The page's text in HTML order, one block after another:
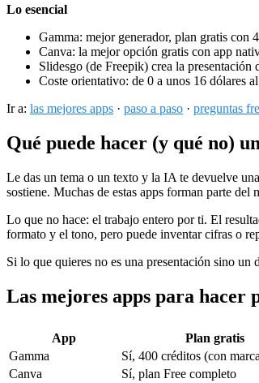
Lo esencial
Gamma: mejor generador, plan gratis con
Canva: la mejor opción gratis con app
Slidesgo (de Freepik) crea la
Coste orientativo: de 0 a unos 16 dólares
Ir a: las mejores apps · paso a paso · preguntas
Qué puede hacer (y qué no)
Le das un tema o un texto y la IA te devuelve
sostiene. Muchas de estas apps forman parte del
Lo que no hace: el trabajo entero por ti. El
formato y el tono, pero puede inventar cifras o
Si lo que quieres no es una presentación sino un
Las mejores apps para hacer
App Plan gratis
Gamma
Sí, 400 créditos (con
Canva
Sí, plan Free completo